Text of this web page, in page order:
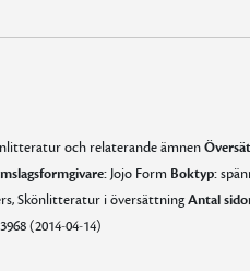
och relaterande ämnen
Jojo Form Boktyp:
Skönlitteratur i översättningAntal
(2014-04-14)